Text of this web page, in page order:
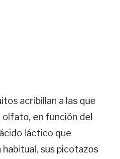
acribillan a las que
en función del
láctico que
sus picotazos